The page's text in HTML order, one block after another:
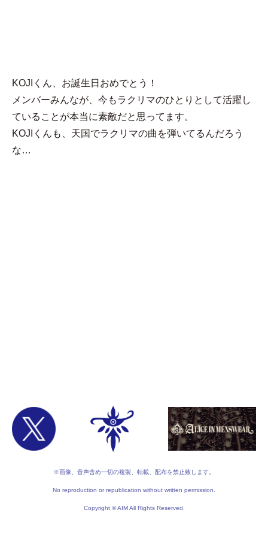
KOJIくん、お誕生日おめでとう！
メンバーみんなが、今もラクリマのひとりとして活躍し
ていることが本当に素敵だと思ってます。
KOJIくんも、天国でラクリマの曲を弾いてるんだろう
な…
※画像、音声含め一切の複製、転載、配布を禁止致します。
No reproduction or republication without written permission.
Copyright © AIM All Rights Reserved.